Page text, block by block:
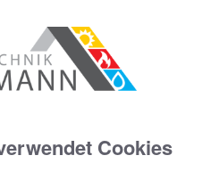
Cookies